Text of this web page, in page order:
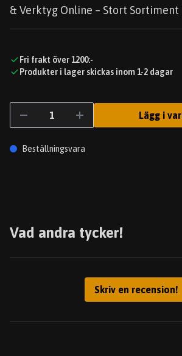
& Verktyg Online – Stort
Fri frakt över 1200:-
Produkter i lager skickas inom 1-2 dagar
Lägg i
Beställningsvara
Vad andra tycker!
Skriv en recension!